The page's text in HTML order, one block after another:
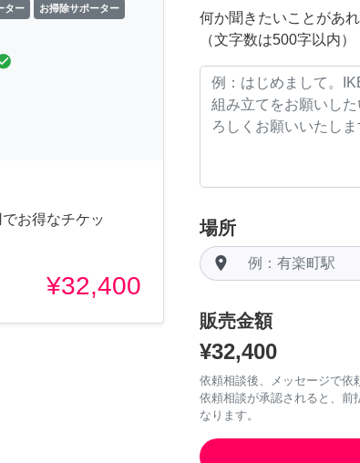
ター お掃除サポーター
お得なチケッ
¥32,400
何か聞きたいことがあ
（文字数は500字以内）
場所
room
販売金額
¥32,400
依頼相談後、メッセージで依
依頼相談が承認されると、
なります。